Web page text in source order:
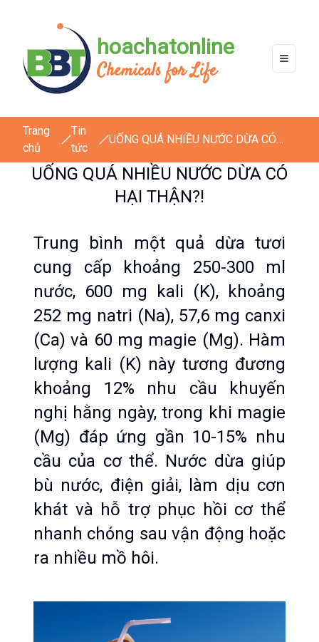
hoachatonline
Chemicals for Life
Trang
chủ
Tin
tức
UỐNG QUÁ NHIỀU NƯỚC DỪA CÓ
UỐNG QUÁ NHIỀU NƯỚC DỪA CÓ
HẠI THẬN?!
Trung bình một quả dừa tươi
cung cấp khoảng 250-300 ml
nước, 600 mg kali (K), khoảng
252 mg natri (Na), 57,6 mg canxi
(Ca) và 60 mg magie (Mg). Hàm
lượng kali (K) này tương đương
khoảng 12% nhu cầu khuyến
nghị hằng ngày, trong khi magie
(Mg) đáp ứng gần 10-15% nhu
cầu của cơ thể. Nước dừa giúp
bù nước, điện giải, làm dịu cơn
khát và hỗ trợ phục hồi cơ thể
nhanh chóng sau vận động hoặc
ra nhiều mồ hôi.